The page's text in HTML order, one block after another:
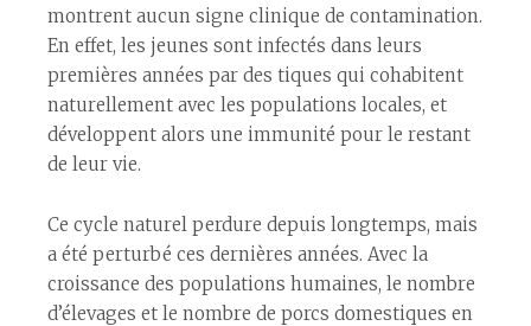
montrent aucun signe clinique de contamination.
En effet, les jeunes sont infectés dans leurs
premières années par des tiques qui cohabitent
naturellement avec les populations locales, et
développent alors une immunité pour le restant
de leur vie.
Ce cycle naturel perdure depuis longtemps, mais
a été perturbé ces dernières années. Avec la
croissance des populations humaines, le nombre
d’élevages et le nombre de porcs domestiques en